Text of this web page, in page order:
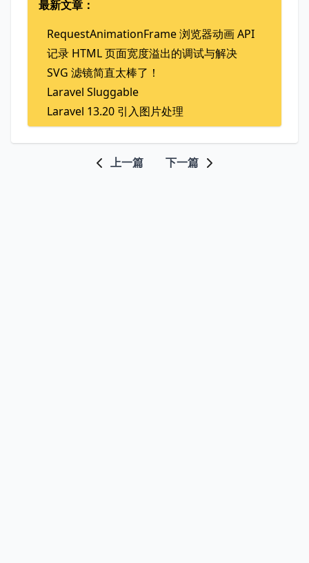
最新文章：
RequestAnimationFrame 浏览器动画 API
记录 HTML 页面宽度溢出的调试与解决
SVG 滤镜简直太棒了！
Laravel Sluggable
Laravel 13.20 引入图片处理
上一篇 下一篇